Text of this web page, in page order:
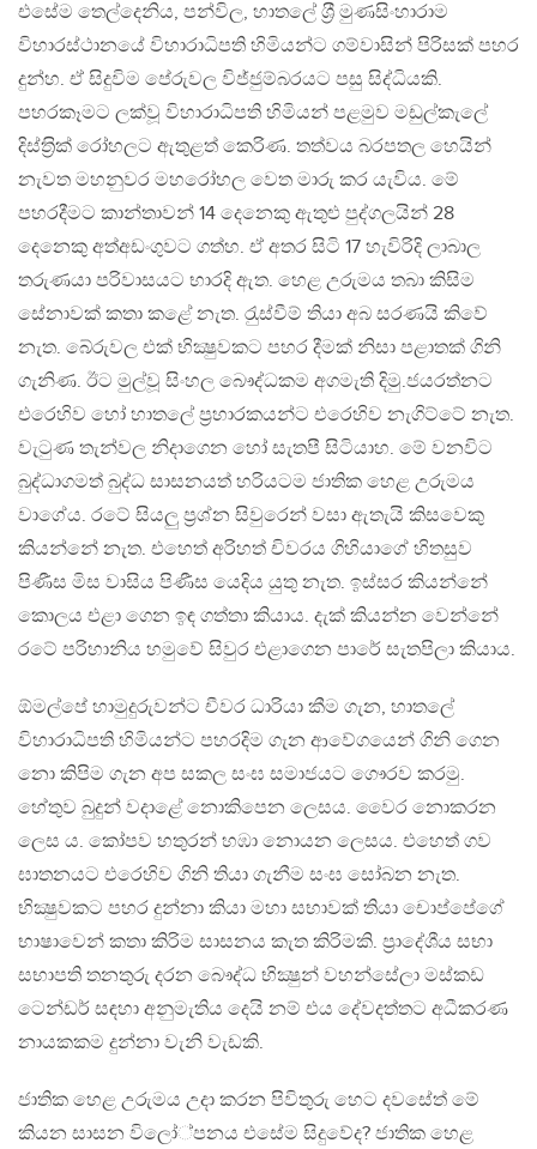
එසේම තෙල්දෙනිය, පන්විල, හාතලේ ශ‍්‍රී මුණසිංහාරාම
විහාරස්ථානයේ විහාරාධිපති හිමියන්ට ගම්වාසින් පිරිසක් පහර
දුන්හ. ඒ සිදුවිම පේරුවල විජ්ජුම්බරයට පසු සිද්ධියකි.
පහරකෑමට ලක්වූ විහාරාධිපති හිමියන් පළමුව මඩුල්කැලේ
දිස්ත‍්‍රික් රෝහලට ඇතුළත් කෙරිණ. තත්වය බරපතල හෙයින්
නැවත මහනුවර මහරෝහල වෙත මාරු කර යැවිය. මේ
පහරදීමට කාන්තාවන් 14 දෙනෙකු ඇතුළු පුද්ගලයින් 28
දෙනෙකු අත්අඩංගුවට ගත්හ. ඒ අතර සිටි 17 හැවිරිදි ලාබාල
තරුණයා පරිවාසයට භාරදි ඇත. හෙළ උරුමය තබා කිසිම
සේනාවක් කතා කළේ නැත. රැුස්වීම් තියා අබ සරණයි කිවේ
නැත. බේරුවල එක් භික්‍ෂුවකට පහර දීමක් නිසා පළාතක් ගිනි
ගැනිණ. ඊට මුල්වූ සිංහල බෞද්ධකම අගමැති දිමු.ජයරත්නට
එරෙහිව හෝ හාතලේ ප‍්‍රහාරකයන්ට එරෙහිව නැගිට්ටේ නැත.
වැටුණ තැන්වල නිදාගෙන හෝ සැතපී සිටියාහ. මේ වනවිට
බුද්ධාගමත් බුද්ධ සාසනයත් හරියටම ජාතික හෙළ උරුමය
වාගේය. රටේ සියලු ප‍්‍රශ්න සිවුරෙන් වසා ඇතැයි කිසවෙකු
කියන්නේ නැත. එහෙත් අරිහත් චිවරය ගිහියාගේ හිතසුව
පිණීස මිස වාසිය පිණීස යෙදිය යුතු නැත. ඉස්සර කියන්නේ
කොලය එළා ගෙන ඉඳ ගත්තා කියාය. දැක් කියන්න වෙන්නේ
රටේ පරිහානිය හමුවේ සිවුර එළාගෙන පාරේ සැතපිලා කියාය.
ඕමල්පේ හාමුදුරුවන්ට චීවර ධාරියා කීම ගැන, හාතලේ
විහාරාධිපති හිමියන්ට පහරදිම ගැන ආවේගයෙන් ගිනි ගෙන
නො කිපිම ගැන අප සකල සංඝ සමාජයට ගෞරව කරමු.
හේතුව බුදුන් වදාළේ නොකිපෙන ලෙසය. වෛර නොකරන
ලෙස ය. කෝපව හතුරන් හඹා නොයන ලෙසය. එහෙත් ගව
ඝාතනයට එරෙහිව ගිනි තියා ගැනීම සංඝ සෝබන නැත.
භික්‍ෂුවකට පහර දුන්නා කියා මහා සභාවක් තියා චොප්පේගේ
භාෂාවෙන් කතා කිරිම සාසනය කැත කිරිමකි. ප‍්‍රාදේශීය සභා
සභාපති තනතුරු දරන බෞද්ධ භික්‍ෂුන් වහන්සේලා මස්කඩ
ටෙන්ඩර් සඳහා අනුමැතිය දෙයි නම් එය දේවදත්තට අධීකරණ
නායකකම දුන්නා වැනි වැඩකි.
ජාතික හෙළ උරුමය උදා කරන පිවිතුරු හෙට දවසේත් මේ
කියන සාසන විලෝ්පනය එසේම සිදුවේද? ජාතික හෙළ